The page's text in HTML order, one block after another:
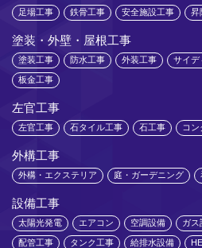
足場工事 鉄骨工事 安全施設工事 昇
塗装・外壁・屋根工事
塗装工事 防水工事 外装工事 サイデ
板金工事
左官工事
左官工事 石タイル工事 石工事 コ
外構工事
外構・エクステリア 庭・ガーデニング
設備工事
太陽光発電 エアコン 空調設備 ガス
配管工事 タンク工事 給排水設備